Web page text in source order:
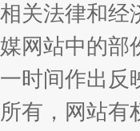
魏明亮
关法律和
网站中的
时间作出
有，网站